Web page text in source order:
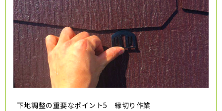
下地調整の重要なポイント5 縁切り作業